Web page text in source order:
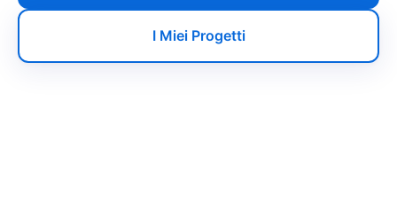
I Miei Progetti